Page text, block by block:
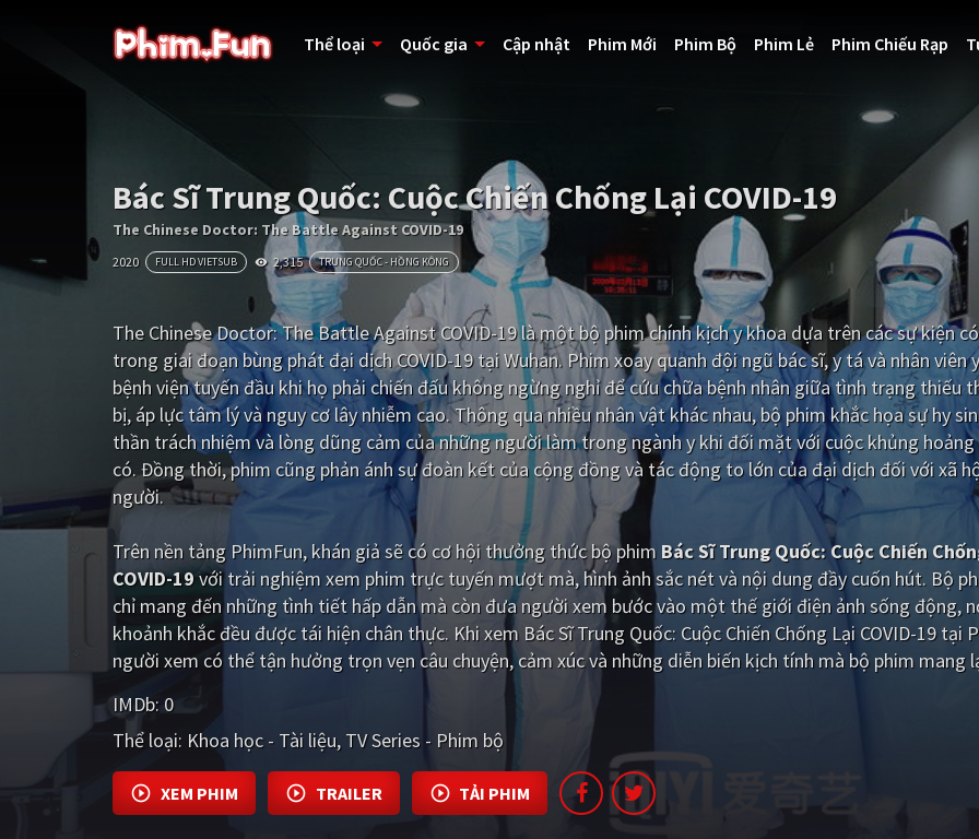
Thể loại Quốc gia Cập nhật Phim Mới Phim Bộ Phim Lẻ Phim Chiếu Rạp
Bác Sĩ Trung Quốc: Cuộc Chiến Chống Lại COVID-19
The Chinese Doctor: The Battle Against COVID-19
2020 FULL HD VIETSUB 2,315 TRUNG QUỐC - HỒNG KÔNG
The Chinese Doctor: The Battle Against COVID-19 là một bộ phim chính kịch y khoa dựa trên các sự kiện
trong giai đoạn bùng phát đại dịch COVID-19 tại Wuhan. Phim xoay quanh đội ngũ bác sĩ, y tá và nhân viên
bệnh viện tuyến đầu khi họ phải chiến đấu không ngừng nghỉ để cứu chữa bệnh nhân giữa tình trạng thiếu
bị, áp lực tâm lý và nguy cơ lây nhiễm cao. Thông qua nhiều nhân vật khác nhau, bộ phim khắc họa sự hy
thần trách nhiệm và lòng dũng cảm của những người làm trong ngành y khi đối mặt với cuộc khủng
có. Đồng thời, phim cũng phản ánh sự đoàn kết của cộng đồng và tác động to lớn của đại dịch đối với xã
người.
Trên nền tảng PhimFun, khán giả sẽ có cơ hội thưởng thức bộ phim Bác Sĩ Trung Quốc: Cuộc Chiến
COVID-19với trải nghiệm xem phim trực tuyến mượt mà, hình ảnh sắc nét và nội dung đầy cuốn hút. Bộ
chỉ mang đến những tình tiết hấp dẫn mà còn đưa người xem bước vào một thế giới điện ảnh sống động,
khoảnh khắc đều được tái hiện chân thực. Khi xem Bác Sĩ Trung Quốc: Cuộc Chiến Chống Lại COVID-19 tại
người xem có thể tận hưởng trọn vẹn câu chuyện, cảm xúc và những diễn biến kịch tính mà bộ phim mang
IMDb: 0
Thể loại: Khoa học - Tài liệu TV Series - Phim bộ
XEM PHIM TRAILER TẢI PHIM